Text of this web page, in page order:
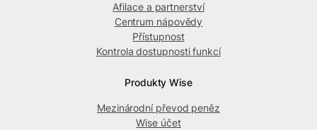
Afilace a partnerství
Centrum nápovědy
Přístupnost
Kontrola dostupnosti funkcí
Produkty Wise
Mezinárodní převod peněz
Wise účet